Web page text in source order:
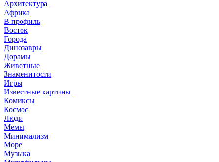
Архитектура
Африка
В профиль
Восток
Города
Динозавры
Дорамы
Животные
Знаменитости
Игры
Известные картины
Комиксы
Космос
Люди
Мемы
Минимализм
Море
Музыка